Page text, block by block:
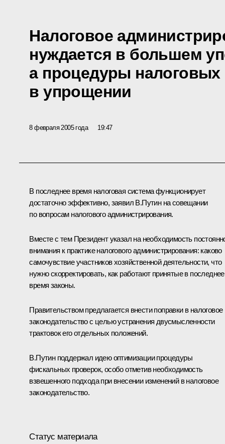
Налоговое
нуждается в большем
а процедуры налоговых
в упрощении
8 февраля 2005 года 19:47
В последнее время налоговая система функционирует
достаточно эффективно, заявил В.Путин на совещании
по вопросам налогового администрирования.
Вместе с тем Президент указал на необходимость
внимания к практике налогового администрирования: каково
самочувствие участников хозяйственной деятельности, что
нужно скорректировать, как работают принятые в последнее
время законы.
Правительством предлагается внести поправки в налоговое
законодательство с целью устранения двусмысленности
трактовок его отдельных положений.
В.Путин поддержал идею оптимизации процедуры
фискальных проверок, особо отметив необходимость
взвешенного подхода при внесении изменений в налоговое
законодательство.
Статус материала